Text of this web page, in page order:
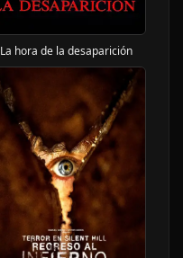
La hora de la desaparición